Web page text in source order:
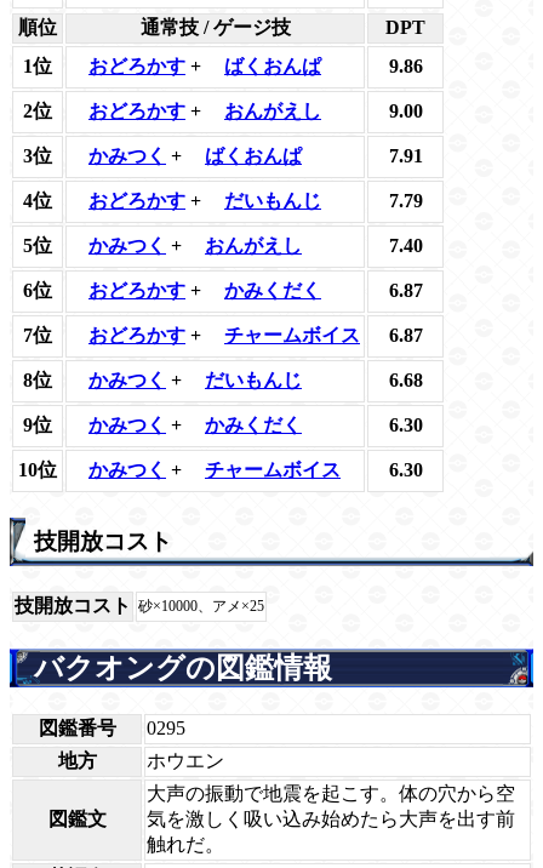
順位
通常技 / ゲージ技
DPT
1位
おどろかす + ばくおんぱ 9.86
2位 おどろかす + おんがえし 9.00
3位 かみつく + ばくおんぱ 7.91
4位 おどろかす + だいもんじ 7.79
5位 かみつく + おんがえし 7.40
6位 おどろかす + かみくだく 6.87
7位 おどろかす + チャームボイス 6.87
8位 かみつく + だいもんじ 6.68
9位 かみつく + かみくだく 6.30
10位 かみつく + チャームボイス 6.30
技開放コスト
技開放コスト 砂×10000、アメ×25
バクオングの図鑑情報
図鑑番号
0295
地方
ホウエン
図鑑文
大声の振動で地震を起こす。体の穴から空
気を激しく吸い込み始めたら大声を出す前
触れだ。